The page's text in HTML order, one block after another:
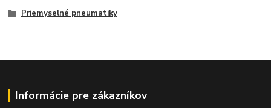
Priemyselné pneumatiky
Informácie pre zákazníkov